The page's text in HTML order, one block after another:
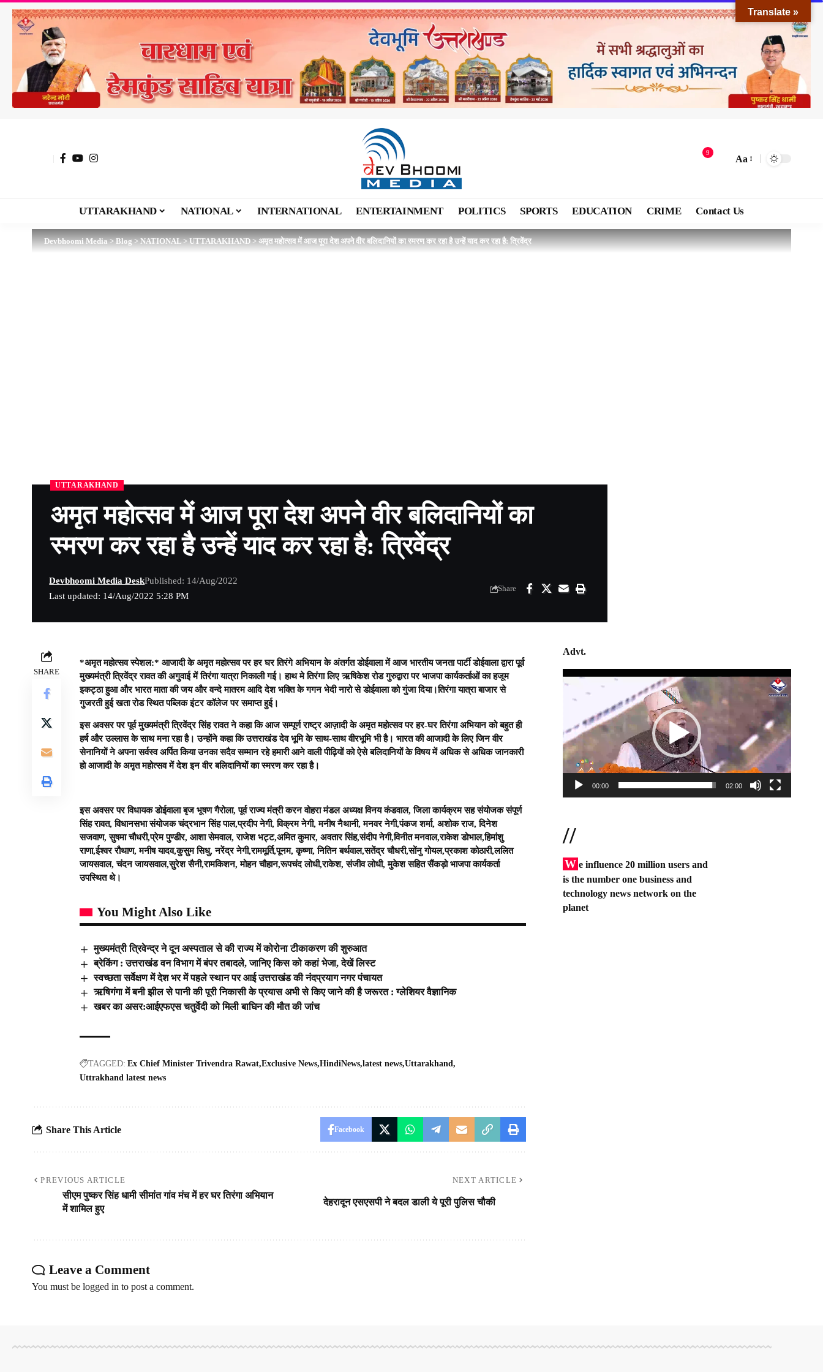
9
Aa
UTTARAKHAND NATIONAL INTERNATIONAL ENTERTAINMENT POLITICS SPORTS EDUCATION CRIME Contact Us
Devbhoomi Media>Blog>NATIONAL>UTTARAKHAND>अमृत महोत्सव में आज पूरा देश अपने वीर बलिदानियों का स्मरण कर रहा है उन्हें याद कर रहा है: त्रिवेंद्र
UTTARAKHAND
अमृत महोत्सव में आज पूरा देश अपने वीर बलिदानियों का
स्मरण कर रहा है उन्हें याद कर रहा है: त्रिवेंद्र
Last updated: 14/Aug/2022 5:28 PM
Devbhoomi Media DeskPublished: 14/Aug/2022
Share
SHARE
*अमृत महोत्सव स्पेशल:* आजादी के अमृत महोत्सव पर हर घर तिरंगे अभियान के अंतर्गत डोईवाला में आज भारतीय जनता पार्टी डोईवाला द्वारा पूर्व
मुख्यमंत्री त्रिवेंद्र रावत की अगुवाई में तिरंगा यात्रा निकाली गई। हाथ मे तिरंगा लिए ऋषिकेश रोड गुरुद्वारा पर भाजपा कार्यकर्ताओं का हजूम
इकट्ठा हुआ और भारत माता की जय और वन्दे मातरम आदि देश भक्ति के गगन भेदी नारो से डोईवाला को गुंजा दिया।तिरंगा यात्रा बाजार से
गुजरती हुई खता रोड स्थित पब्लिक इंटर कॉलेज पर समाप्त हुई।
इस अवसर पर पूर्व मुख्यमंत्री त्रिवेंद्र सिंह रावत ने कहा कि आज सम्पूर्ण राष्ट्र आज़ादी के अमृत महोत्सव पर हर-घर तिरंगा अभियान को बहुत ही
हर्ष और उल्लास के साथ मना रहा है। उन्होंने कहा कि उत्तराखंड देव भूमि के साथ-साथ वीरभूमि भी है। भारत की आजादी के लिए जिन वीर
सेनानियों ने अपना सर्वस्व अर्पित किया उनका सदैव सम्मान रहे हमारी आने वाली पीढ़ियों को ऐसे बलिदानियों के विषय में अधिक से अधिक जानकारी
हो आजादी के अमृत महोत्सव में देश इन वीर बलिदानियों का स्मरण कर रहा है।
इस अवसर पर विधायक डोईवाला बृज भूषण गैरोला, पूर्व राज्य मंत्री करन वोहरा मंडल अध्यक्ष विनय कंडवाल, जिला कार्यक्रम सह संयोजक संपूर्ण
सिंह रावत, विधानसभा संयोजक चंद्रभान सिंह पाल,प्रदीप नेगी, विक्रम नेगी, मनीष नैथानी, मनवर नेगी,पंकज शर्मा, अशोक राज, दिनेश
सजवाण, सुषमा चौधरी,प्रेम पुण्डीर, आशा सेमवाल, राजेश भट्ट,अमित कुमार, अवतार सिंह,संदीप नेगी,विनीत मनवाल,राकेश डोभाल,हिमांशु
राणा,ईश्वर रौथाण, मनीष यादव,कुसुम सिधु, नरेंद्र नेगी,राममूर्ति,पूनम, कृष्णा, नितिन बर्थवाल,सतेंद्र चौधरी,सोंनु गोयल,प्रकाश कोठारी,ललित
जायसवाल, चंदन जायसवाल,सुरेश सैनी,रामकिशन, मोहन चौहान,रूपचंद लोधी,राकेश, संजीव लोधी, मुकेश सहित सैंकड़ो भाजपा कार्यकर्ता
उपस्थित थे।
You Might Also Like
मुख्यमंत्री त्रिवेन्द्र ने दून अस्पताल से की राज्य में कोरोना टीकाकरण की शुरुआत
ब्रेकिंग : उत्तराखंड वन विभाग में बंपर तबादले, जानिए किस को कहां भेजा, देखें लिस्ट
स्वच्छता सर्वेक्षण में देश भर में पहले स्थान पर आई उत्तराखंड की नंदप्रयाग नगर पंचायत
ऋषिगंगा में बनी झील से पानी की पूरी निकासी के प्रयास अभी से किए जाने की है जरूरत : ग्लेशियर वैज्ञानिक
खबर का असर:आईएफएस चतुर्वेदी को मिली बाघिन की मौत की जांच
TAGGED: Ex Chief Minister Trivendra Rawat Exclusive News HindiNews latest news Uttarakhand
Uttrakhand latest news
Share This Article Facebook
PREVIOUS ARTICLE
सीएम पुष्कर सिंह धामी सीमांत गांव मंच में हर घर तिरंगा अभियान
में शामिल हुए
NEXT ARTICLE
देहरादून एसएसपी ने बदल डाली ये पूरी पुलिस चौकी
Leave a Comment
You must be logged in to post a comment.
Advt.
Video
00:00 02:00
//
W e influence 20 million users and
is the number one business and
technology news network on the
planet
Translate »